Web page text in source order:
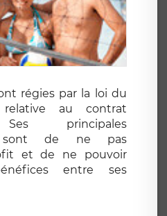
régies par la loi du
au contrat
Ses principales
sont de ne pas
et de ne pouvoir
entre ses